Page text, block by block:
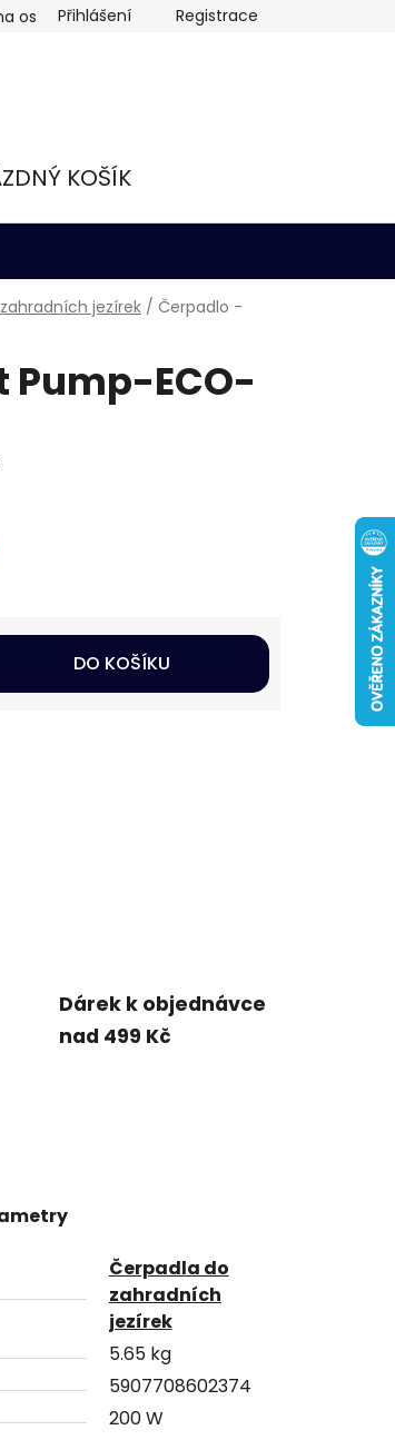
osobních údajů
Přihlášení Registrace
KOŠÍK
jezírek / Čerpadlo -
Pump-ECO-
DO KOŠÍKU
Dárek k objednávce
nad 499 Kč
Čerpadla do
zahradních
jezírek
5.65 kg
5907708602374
200 W